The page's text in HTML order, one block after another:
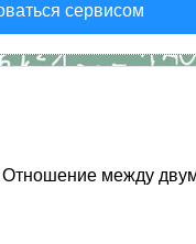
сервисом
между